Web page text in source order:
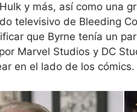
y más, así como una
televisivo de Bleeding
que Byrne tenía un
Marvel Studios y DC
en el lado de los cómics.